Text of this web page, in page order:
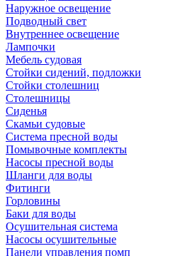
Наружное освещение
Подводный свет
Внутреннее освещение
Лампочки
Мебель судовая
Стойки сидений, подложки
Стойки столешниц
Столешницы
Сиденья
Скамьи судовые
Система пресной воды
Помывочные комплекты
Насосы пресной воды
Шланги для воды
Фитинги
Горловины
Баки для воды
Осушительная система
Насосы осушительные
Панели управления помп